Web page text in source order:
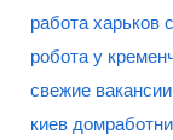
работа харьков
робота у
свежие
киев